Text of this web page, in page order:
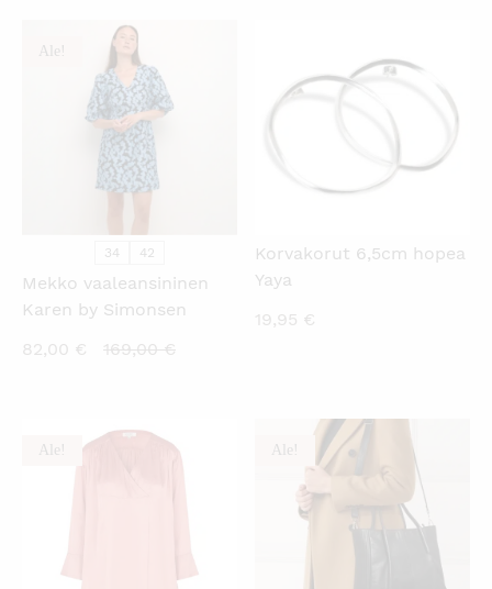
Ale! KATSO PIKANÄKYMÄ
34 42
Mekko vaaleansininen
Karen by Simonsen
82,00 €
Nykyinen
82,00 €.
169,00€Alkuperäinen
Korvakorut 6,5cm hopea
Yaya
19,95 €
Ale! KATSO PIKANÄKYMÄ Ale! KATSO PIKANÄKYMÄ